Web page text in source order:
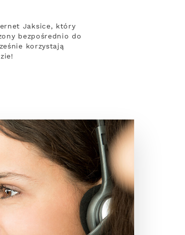
Jaksice, który
bezpośrednio do
korzystają